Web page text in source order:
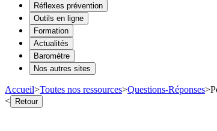
Réflexes prévention
Outils en ligne
Formation
Actualités
Baromètre
Nos autres sites
Accueil>Toutes nos ressources>Questions-Réponses>
< Retour